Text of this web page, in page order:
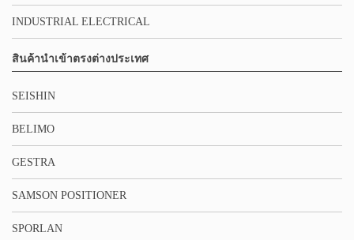
INDUSTRIAL ELECTRICAL
สินค้านำเข้าตรงต่างประเทศ
SEISHIN
BELIMO
GESTRA
SAMSON POSITIONER
SPORLAN